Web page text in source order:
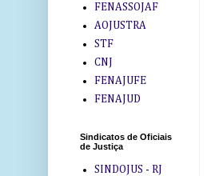
FENASSOJAF
AOJUSTRA
STF
CNJ
FENAJUFE
FENAJUD
Sindicatos de Oficiais
de Justiça
SINDOJUS - RJ